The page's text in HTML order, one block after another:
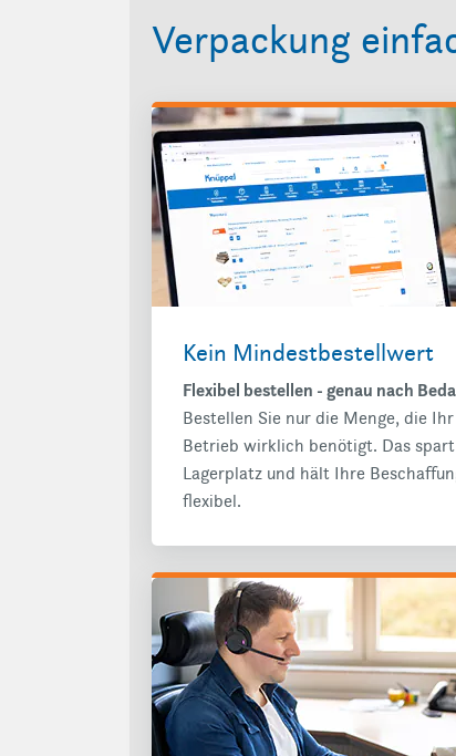
Verpackung
Kein Mindestbestellwert
Flexibel bestellen - genau nach
Bestellen Sie nur die Menge, die Ihr
Betrieb wirklich benötigt. Das spart
Lagerplatz und hält Ihre
flexibel.